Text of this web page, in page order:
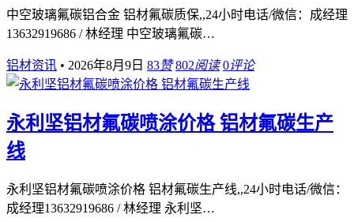
中空玻璃氟碳铝合金 铝材氟碳质保,,24小时电话/微信：成经理
13632919686 / 林经理 中空玻璃氟碳…
铝材资讯 • 2026年8月9日 83赞 802阅读 0评论
永利坚铝材氟碳喷涂价格 铝材氟碳生产
线
永利坚铝材氟碳喷涂价格 铝材氟碳生产线,,24小时电话/微信：
成经理13632919686 / 林经理 永利坚…